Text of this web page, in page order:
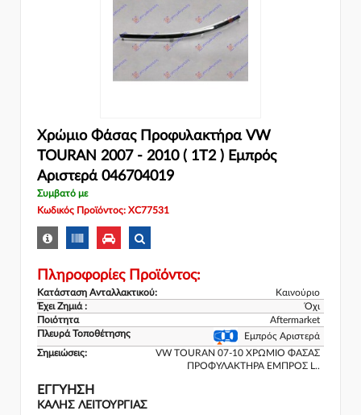
Χρώμιο Φάσας Προφυλακτήρα VW
TOURAN 2007 - 2010 ( 1T2 ) Εμπρός
Αριστερά 046704019
Συμβατό με
Κωδικός Προϊόντος: XC77531
Πληροφορίες Προϊόντος:
Κατάσταση Ανταλλακτικού:
Καινούριο
Έχει Ζημιά :
Όχι
Ποιότητα
Aftermarket
Πλευρά Τοποθέτησης
Εμπρός Αριστερά
Σημειώσεις:
VW TOURAN 07-10 ΧΡΩΜΙΟ ΦΑΣΑΣ
ΠΡΟΦΥΛΑΚΤΗΡΑ ΕΜΠΡΟΣ L..
ΕΓΓΎΗΣΗ
ΚΑΛΗΣ ΛΕΙΤΟΥΡΓΙΑΣ